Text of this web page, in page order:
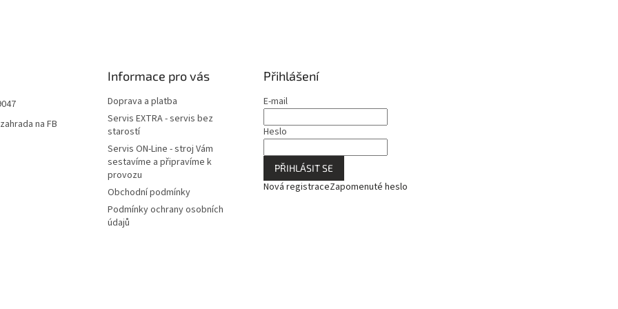
na FB
Informace pro vás
Doprava a platba
Servis EXTRA - servis bez
starostí
Servis ON-Line - stroj Vám
sestavíme a připravíme k
provozu
Obchodní podmínky
Podmínky ochrany osobních
údajů
Přihlášení
E-mail
Heslo
PŘIHLÁSIT SE
Nová registraceZapomenuté heslo